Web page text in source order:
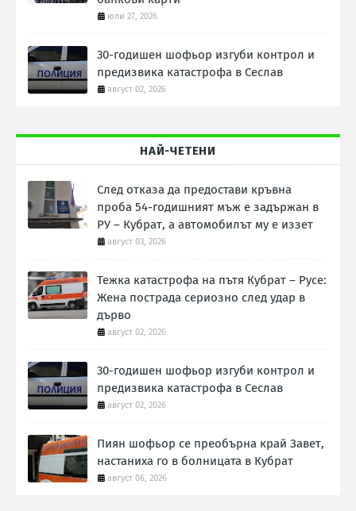
юли 27, 2026
30-годишен шофьор изгуби контрол и
предизвика катастрофа в Сеслав
август 02, 2026
НАЙ-ЧЕТЕНИ
След отказа да предостави кръвна
проба 54-годишният мъж е задържан в
РУ – Кубрат, а автомобилът му е иззет
август 03, 2026
Тежка катастрофа на пътя Кубрат – Русе:
Жена пострада сериозно след удар в
дърво
август 02, 2026
30-годишен шофьор изгуби контрол и
предизвика катастрофа в Сеслав
август 02, 2026
Пиян шофьор се преобърна край Завет,
настаниха го в болницата в Кубрат
август 06, 2026